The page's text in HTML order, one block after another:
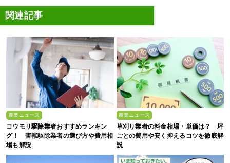
関連記事
農業ニュース
コウモリ駆除業者おすすめランキン
グ！ 害獣駆除業者の選び方や費用相
場も解説
農業ニュース
草刈り業者の料金相場・単価は？ 坪
ごとの費用や安く抑えるコツを徹底解
説